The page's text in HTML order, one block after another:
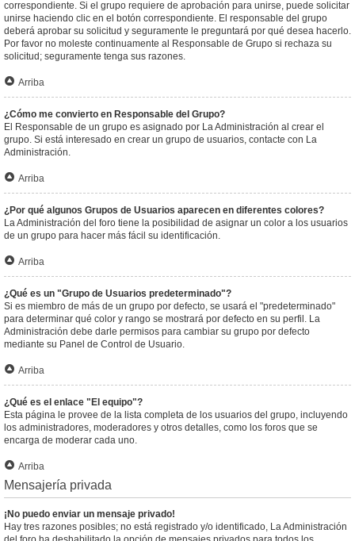
correspondiente. Si el grupo requiere de aprobación para unirse, puede solicitar
unirse haciendo clic en el botón correspondiente. El responsable del grupo
deberá aprobar su solicitud y seguramente le preguntará por qué desea hacerlo.
Por favor no moleste continuamente al Responsable de Grupo si rechaza su
solicitud; seguramente tenga sus razones.
Arriba
¿Cómo me convierto en Responsable del Grupo?
El Responsable de un grupo es asignado por La Administración al crear el
grupo. Si está interesado en crear un grupo de usuarios, contacte con La
Administración.
Arriba
¿Por qué algunos Grupos de Usuarios aparecen en diferentes colores?
La Administración del foro tiene la posibilidad de asignar un color a los usuarios
de un grupo para hacer más fácil su identificación.
Arriba
¿Qué es un "Grupo de Usuarios predeterminado"?
Si es miembro de más de un grupo por defecto, se usará el "predeterminado"
para determinar qué color y rango se mostrará por defecto en su perfil. La
Administración debe darle permisos para cambiar su grupo por defecto
mediante su Panel de Control de Usuario.
Arriba
¿Qué es el enlace "El equipo"?
Esta página le provee de la lista completa de los usuarios del grupo, incluyendo
los administradores, moderadores y otros detalles, como los foros que se
encarga de moderar cada uno.
Arriba
Mensajería privada
¡No puedo enviar un mensaje privado!
Hay tres razones posibles; no está registrado y/o identificado, La Administración